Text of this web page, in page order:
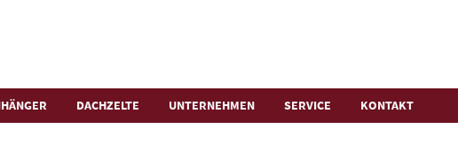
DACHZELTE UNTERNEHMEN SERVICE KONTAKT